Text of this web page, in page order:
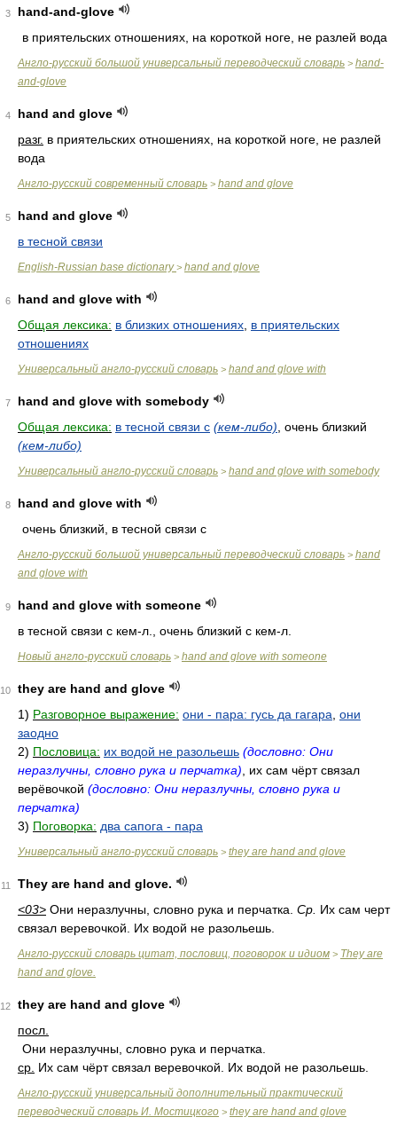
3
hand-and-glove
в приятельских отношениях, на короткой ноге, не разлей вода
Англо-русский большой универсальный переводческий словарь > hand-
and-glove
4
hand and glove
разг. в приятельских отношениях, на короткой ноге, не разлей
вода
Англо-русский современный словарь > hand and glove
5
hand and glove
в тесной связи
English-Russian base dictionary> hand and glove
6
hand and glove with
Общая лексика: в близких отношениях в приятельских
отношениях
Универсальный англо-русский словарь > hand and glove with
7
hand and glove with somebody
Общая лексика: в тесной связи с (кем-либо) , очень близкий
(кем-либо)
Универсальный англо-русский словарь > hand and glove with somebody
8
hand and glove with
очень близкий, в тесной связи с
Англо-русский большой универсальный переводческий словарь > hand
and glove with
9
hand and glove with someone
в тесной связи с кем-л., очень близкий с кем-л.
Новый англо-русский словарь > hand and glove with someone
10
they are hand and glove
1) Разговорное выражение: они - пара: гусь да гагара они
заодно
2) Пословица: их водой не разольешь (дословно: Они
неразлучны, словно рука и перчатка) , их сам чёрт связал
верёвочкой (дословно: Они неразлучны, словно рука и
перчатка)
3) Поговорка: два сапога - пара
Универсальный англо-русский словарь > they are hand and glove
11
They are hand and glove.
<03> Они неразлучны, словно рука и перчатка. Ср. Их сам черт
связал веревочкой. Их водой не разольешь.
Англо-русский словарь цитат, пословиц, поговорок и идиом > They are
hand and glove.
12
they are hand and glove
посл.
Они неразлучны, словно рука и перчатка.
ср. Их сам чёрт связал веревочкой. Их водой не разольешь.
Англо-русский универсальный дополнительный практический
переводческий словарь И. Мостицкого > they are hand and glove